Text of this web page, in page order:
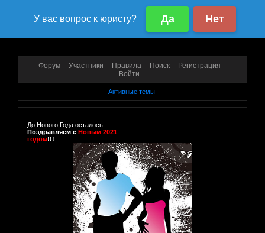
Форум Участники Правила Поиск
Регистрация
Войти
Активные темы
До Нового Года осталось:
Поздравляем с Новым 2021
годом!!!